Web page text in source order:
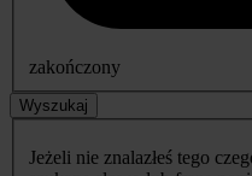
zakończony
Wyszukaj
Jeżeli nie znalazłeś tego